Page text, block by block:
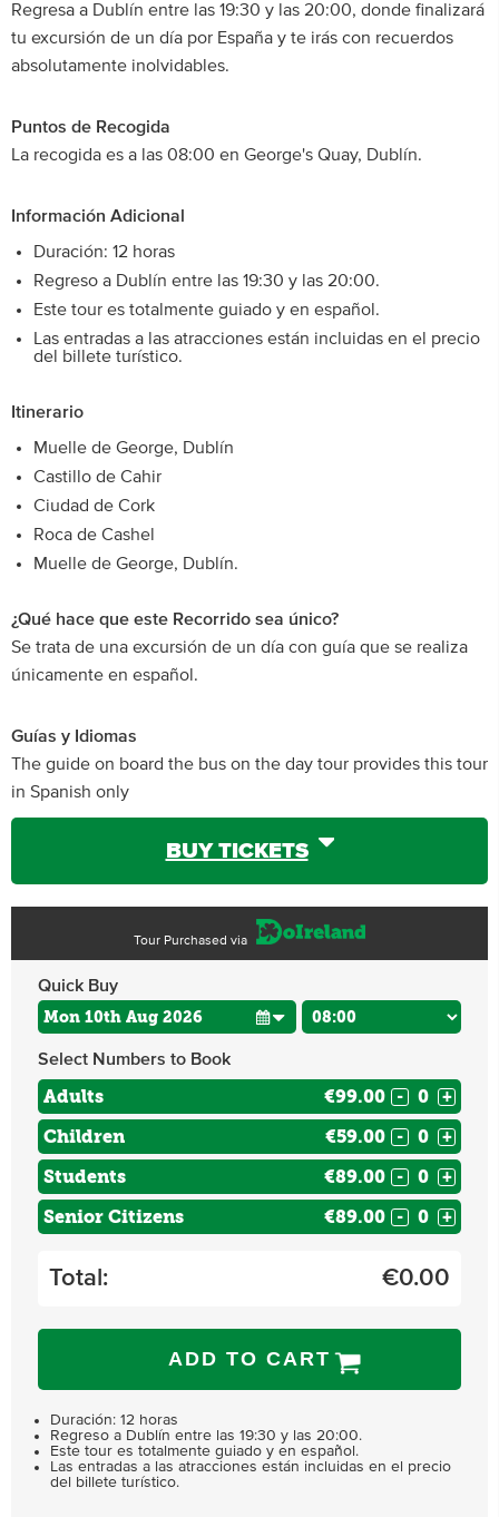
Regresa a Dublín entre las 19:30 y las 20:00, donde finalizará
tu excursión de un día por España y te irás con recuerdos
absolutamente inolvidables.
Puntos de Recogida
La recogida es a las 08:00 en George's Quay, Dublín.
Información Adicional
Duración: 12 horas
Regreso a Dublín entre las 19:30 y las 20:00.
Este tour es totalmente guiado y en español.
Las entradas a las atracciones están incluidas en el precio
del billete turístico.
Itinerario
Muelle de George, Dublín
Castillo de Cahir
Ciudad de Cork
Roca de Cashel
Muelle de George, Dublín.
¿Qué hace que este Recorrido sea único?
Se trata de una excursión de un día con guía que se realiza
únicamente en español.
Guías y Idiomas
The guide on board the bus on the day tour provides this tour
in Spanish only
BUY TICKETS
Tour Purchased via
Quick Buy
Select Numbers to Book
Adults €99.00 - +
Children €59.00 - +
Students €89.00 - +
Senior Citizens €89.00 - +
Total: €0.00
ADD TO CART
Duración: 12 horas
Regreso a Dublín entre las 19:30 y las 20:00.
Este tour es totalmente guiado y en español.
Las entradas a las atracciones están incluidas en el precio
del billete turístico.